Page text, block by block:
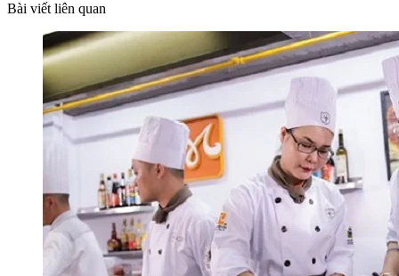
Bài viết liên quan